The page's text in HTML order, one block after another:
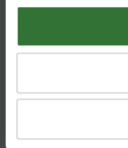
DK-4600 Køge
NO-4876 Grimstad
:+47 37 090 940